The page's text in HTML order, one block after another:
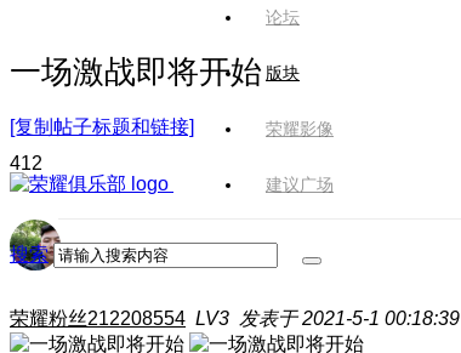
论坛
版块
荣耀影像
建议广场
搜索
一场激战即将开始
[复制帖子标题和链接]
412
荣耀粉丝212208554 LV3 发表于 2021-5-1 00:18:39